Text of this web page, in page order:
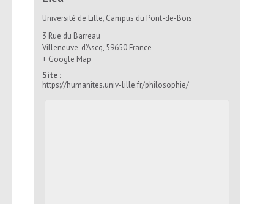
Université de Lille, Campus du Pont-de-Bois
3 Rue du Barreau
Villeneuve-d'Ascq, 59650 France
+ Google Map
Site :
https://humanites.univ-lille.fr/philosophie/